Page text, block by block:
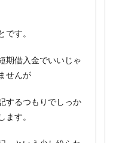
す。
期借入金でいいじゃ
せんが
するつもりでしっか
す。